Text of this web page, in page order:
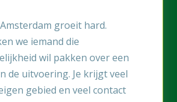
groeit hard.
we iemand die
wil pakken over een
de uitvoering. Je krijgt veel
gebied en veel contact